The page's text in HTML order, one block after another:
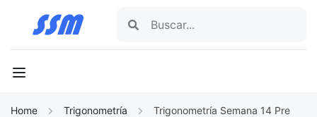
Home Trigonometría
Trigonometría Semana 14 Pre